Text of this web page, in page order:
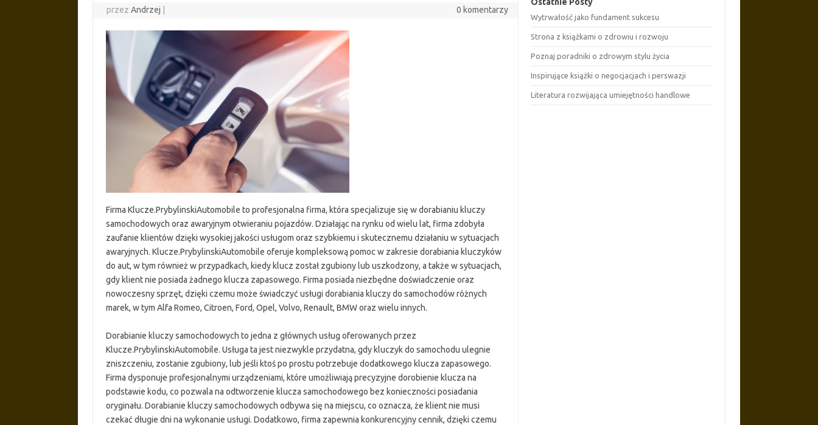
przezAndrzej 0 komentarzy
Firma Klucze.PrybylinskiAutomobile to profesjonalna firma, która specjalizuje się w dorabianiu kluczy
samochodowych oraz awaryjnym otwieraniu pojazdów. Działając na rynku od wielu lat, firma zdobyła
zaufanie klientów dzięki wysokiej jakości usługom oraz szybkiemu i skutecznemu działaniu w sytuacjach
awaryjnych. Klucze.PrybylinskiAutomobile oferuje kompleksową pomoc w zakresie dorabiania kluczyków
do aut, w tym również w przypadkach, kiedy klucz został zgubiony lub uszkodzony, a także w sytuacjach,
gdy klient nie posiada żadnego klucza zapasowego. Firma posiada niezbędne doświadczenie oraz
nowoczesny sprzęt, dzięki czemu może świadczyć usługi dorabiania kluczy do samochodów różnych
marek, w tym Alfa Romeo, Citroen, Ford, Opel, Volvo, Renault, BMW oraz wielu innych.
Dorabianie kluczy samochodowych to jedna z głównych usług oferowanych przez
Klucze.PrybylinskiAutomobile. Usługa ta jest niezwykle przydatna, gdy kluczyk do samochodu ulegnie
zniszczeniu, zostanie zgubiony, lub jeśli ktoś po prostu potrzebuje dodatkowego klucza zapasowego.
Firma dysponuje profesjonalnymi urządzeniami, które umożliwiają precyzyjne dorobienie klucza na
podstawie kodu, co pozwala na odtworzenie klucza samochodowego bez konieczności posiadania
oryginału. Dorabianie kluczy samochodowych odbywa się na miejscu, co oznacza, że klient nie musi
czekać długie dni na wykonanie usługi. Dodatkowo, firma zapewnia konkurencyjny cennik, dzięki czemu
Wytrwałość jako fundament sukcesu
Strona z książkami o zdrowiu i rozwoju
Poznaj poradniki o zdrowym stylu życia
Inspirujące książki o negocjacjach i perswazji
Literatura rozwijająca umiejętności handlowe